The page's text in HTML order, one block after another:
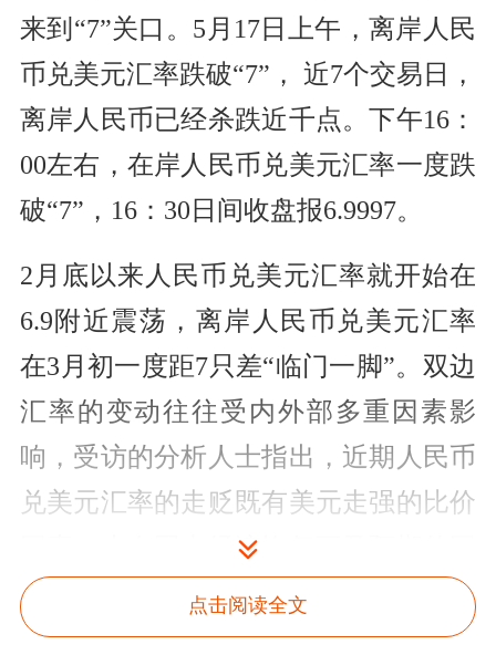
来到“7”关口。5月17日上午，离岸人民
币兑美元汇率跌破“7”， 近7个交易日，
离岸人民币已经杀跌近千点。下午16：
00左右，在岸人民币兑美元汇率一度跌
破“7”，16：30日间收盘报6.9997。
2月底以来人民币兑美元汇率就开始在
6.9附近震荡，离岸人民币兑美元汇率
在3月初一度距7只差“临门一脚”。双边
汇率的变动往往受内外部多重因素影
响，受访的分析人士指出，近期人民币
兑美元汇率的走贬既有美元走强的比价
因素，也有国内经济恢复不及预期的因
素掣肘，短时间内人民币兑美元汇率可
能还会在“7”附近波动。
点击阅读全文